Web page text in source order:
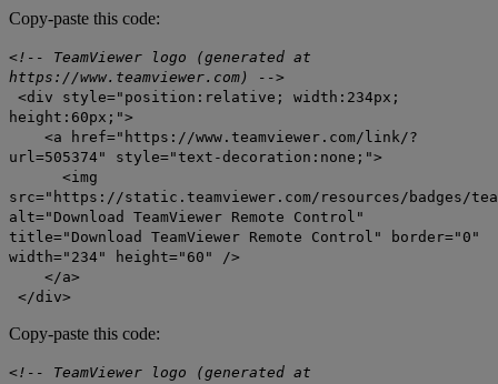
Copy-paste this code:
<!-- TeamViewer logo (generated at
https://www.teamviewer.com) -->
<div style="position:relative; width:234px;
height:60px;">
<a href="https://www.teamviewer.com/link/?
url=505374" style="text-decoration:none;">
<img
src="https://static.teamviewer.com/resources/badges/
alt="Download TeamViewer Remote Control"
title="Download TeamViewer Remote Control" border="0"
width="234" height="60" />
</a>
</div>
Copy-paste this code:
<!-- TeamViewer logo (generated at